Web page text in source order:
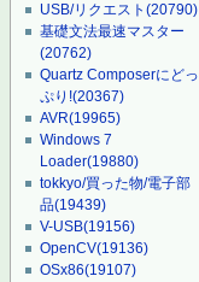
USB/リクエスト(20790)
基礎文法最速マスター
(20762)
Quartz Composerにどっ
ぷり!(20367)
AVR(19965)
Windows 7
Loader(19880)
tokkyo/買った物/電子部
品(19439)
V-USB(19156)
OpenCV(19136)
OSx86(19107)